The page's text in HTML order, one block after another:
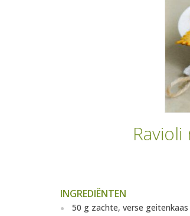
INGREDIËNTEN
50 g zachte, verse geitenkaas